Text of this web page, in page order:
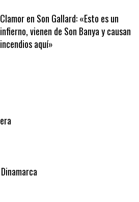
Clamor en Son Gallard: «Esto es un
infierno, vienen de Son Banya y causan
incendios aquí»